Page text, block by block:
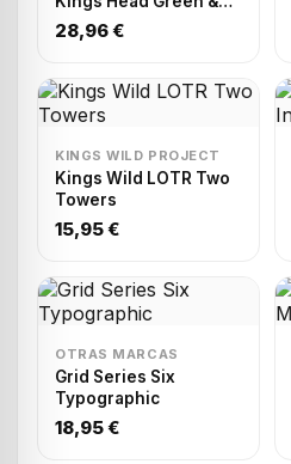
Yellow
28,96 €
KINGS WILD PROJECT
Kings Wild LOTR Two
Towers
15,95 €
OTRAS MARCAS
Grid Series Six
Typographic
18,95 €